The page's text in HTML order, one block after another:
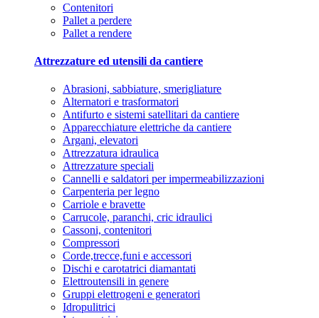
Contenitori
Pallet a perdere
Pallet a rendere
Attrezzature ed utensili da cantiere
Abrasioni, sabbiature, smerigliature
Alternatori e trasformatori
Antifurto e sistemi satellitari da cantiere
Apparecchiature elettriche da cantiere
Argani, elevatori
Attrezzatura idraulica
Attrezzature speciali
Cannelli e saldatori per impermeabilizzazioni
Carpenteria per legno
Carriole e bravette
Carrucole, paranchi, cric idraulici
Cassoni, contenitori
Compressori
Corde,trecce,funi e accessori
Dischi e carotatrici diamantati
Elettroutensili in genere
Gruppi elettrogeni e generatori
Idropulitrici